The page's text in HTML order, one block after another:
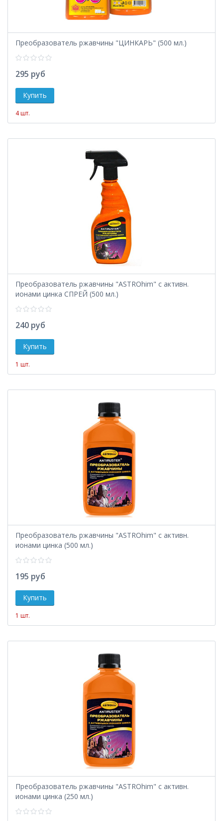
Преобразователь ржавчины "ЦИНКАРЬ" (500 мл.)
295 руб
4 шт.
Преобразователь ржавчины "ASTROhim" с активн.
ионами цинка СПРЕЙ (500 мл.)
240 руб
1 шт.
Преобразователь ржавчины "ASTROhim" с активн.
ионами цинка (500 мл.)
195 руб
1 шт.
Преобразователь ржавчины "ASTROhim" с активн.
ионами цинка (250 мл.)